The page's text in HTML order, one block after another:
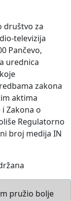
društvo za
televizija
Pančevo,
urednica
zakona
aktima
Zakona o
Regulatorno
broj medija IN
pružio bolje